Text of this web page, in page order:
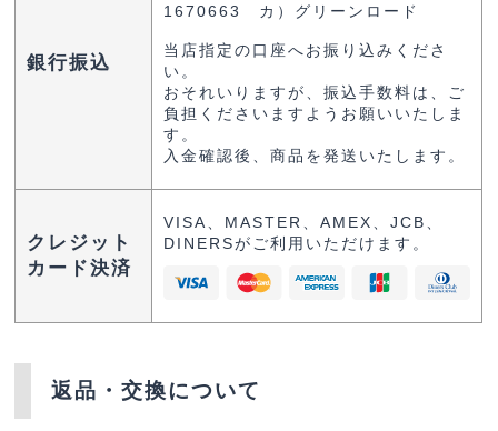
銀行振込
1670663 カ）グリーンロード
当店指定の口座へお振り込みくださ
い。
おそれいりますが、振込手数料は、ご
負担くださいますようお願いいたしま
す。
入金確認後、商品を発送いたします。
クレジット
カード決済
VISA、MASTER、AMEX、JCB、
DINERSがご利用いただけます。
返品・交換について